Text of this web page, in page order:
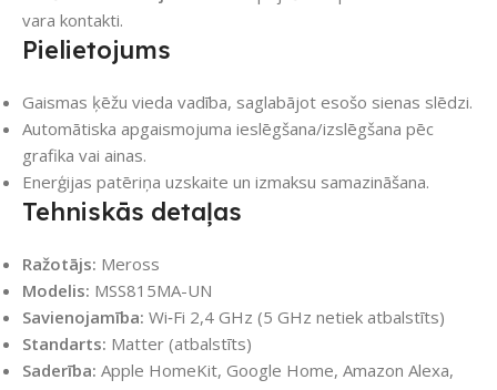
vara kontakti.
Pielietojums
Gaismas ķēžu vieda vadība, saglabājot esošo sienas slēdzi.
Automātiska apgaismojuma ieslēgšana/izslēgšana pēc
grafika vai ainas.
Enerģijas patēriņa uzskaite un izmaksu samazināšana.
Tehniskās detaļas
Ražotājs: Meross
Modelis: MSS815MA-UN
Savienojamība: Wi‑Fi 2,4 GHz (5 GHz netiek atbalstīts)
Standarts: Matter (atbalstīts)
Saderība: Apple HomeKit, Google Home, Amazon Alexa,